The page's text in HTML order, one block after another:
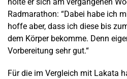
holte er sich am vergangenen
Radmarathon: “Dabei habe ich
hoffe aber, dass ich diese bis
dem Körper bekomme. Denn
Vorbereitung sehr gut.“
Für die im Vergleich mit Lakata